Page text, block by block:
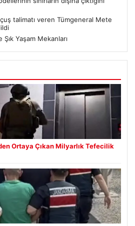
talimatı veren Tümgeneral Mete
Yaşam Mekanları
Ortaya Çıkan Milyarlık Tefecilik